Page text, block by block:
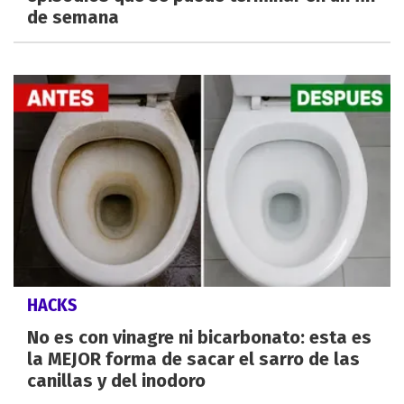
de semana
HACKS
No es con vinagre ni bicarbonato: esta es
la MEJOR forma de sacar el sarro de las
canillas y del inodoro